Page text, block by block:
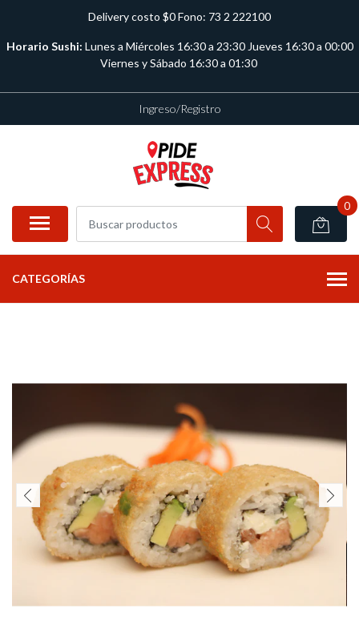
Delivery costo $0 Fono: 73 2 222100
Horario Sushi: Lunes a Miércoles 16:30 a 23:30 Jueves 16:30 a 00:00
Viernes y Sábado 16:30 a 01:30
Ingreso/Registro
0
CATEGORÍAS